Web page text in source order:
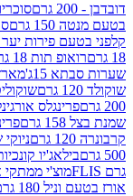
סוכריות קלפני בטעם
סוכריות קלפני
יער 150 גרם
תות 18 גרם
רואופ פטל 18
מארז טסה
שוקוליטלי מקרונים
אורגינל 149 גרם
פרינגלס פיצה 158 גרם
ניוקי שלושה צבעים 500
קונכיות 500 גרם
ממתקי אורז ממולאים
גרם
מוצ'י